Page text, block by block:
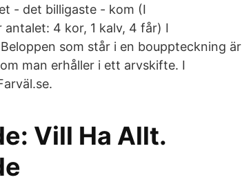
- det billigaste - kom (I
4 kor, 1 kalv, 4 får) I
som står i en bouppteckning är
man erhåller i ett arvskifte. I
Vill Ha Allt.